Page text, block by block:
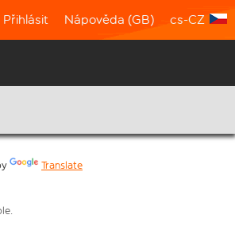
Přihlásit Nápověda (GB) cs-CZ
Translate